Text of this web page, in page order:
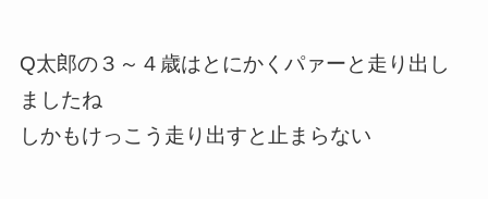
Q太郎の３～４歳はとにかくパァーと走り出し
ましたね
しかもけっこう走り出すと止まらない